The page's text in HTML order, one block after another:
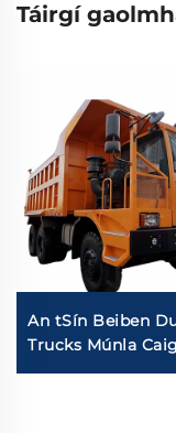
Táirgí
An tSín Beiben
Trucks Múnla
astu Euro 2